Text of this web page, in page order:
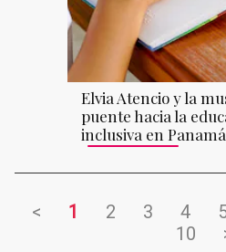
Elvia Atencio y la
puente hacia la
inclusiva en Panamá
< 1 2 3 4
10